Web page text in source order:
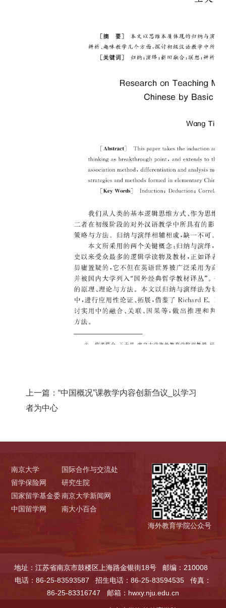
上一篇： “中国概况”课教学内容创新刍议_以学习
者为中心
南京大学
留学保险网
国家留学基金委
中国留学网
国际合作与交流处
研究生院
南京大学新闻网
南大小百合
海外教育学院公众号
地址：江苏省南京市鼓楼区上海路金银街18号
邮编：210008
电话：86-25-83593587
招生电话：86-25-83594535
传真：
86-25-83316747
邮箱：hwxy.nju.edu.cn